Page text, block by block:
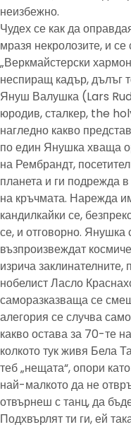
неизбежно.
Чудех се как да
мразя некролозите, и се
„Веркмайстерски
неспиращ кадър, дълъг
Януш Валушка (Lars
юродив, сталкер, the
нагледно какво
по един Янушка хваща
на Рембрандт,
планета и ги подрежда
на кръчмата. Нарежда
кандилкайки се,
се, и отговорно. Янушка
възпроизвеждат
изрича
нобелист Ласло
саморазказваща се
алегория се случва
какво остава за 70-те
колкото тук живя Бела
теб „нещата“, опори
най-малкото да не
отвърнеш с танц, да
Подхвърлят ти ги, ей